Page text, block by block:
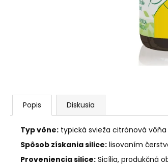
Popis Diskusia
Typ vône: typická svieža citrónová vôňa
Spôsob získania silice: lisovaním
Proveniencia silice: Sicília, produkčná